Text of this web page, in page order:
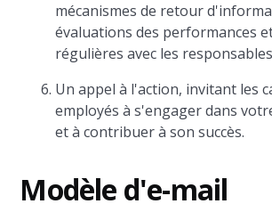
mécanismes de retour
évaluations des performances
régulières avec les
Un appel à l'action, invitant les
employés à s'engager dans
et à contribuer à son succès.
Modèle d'e-mail